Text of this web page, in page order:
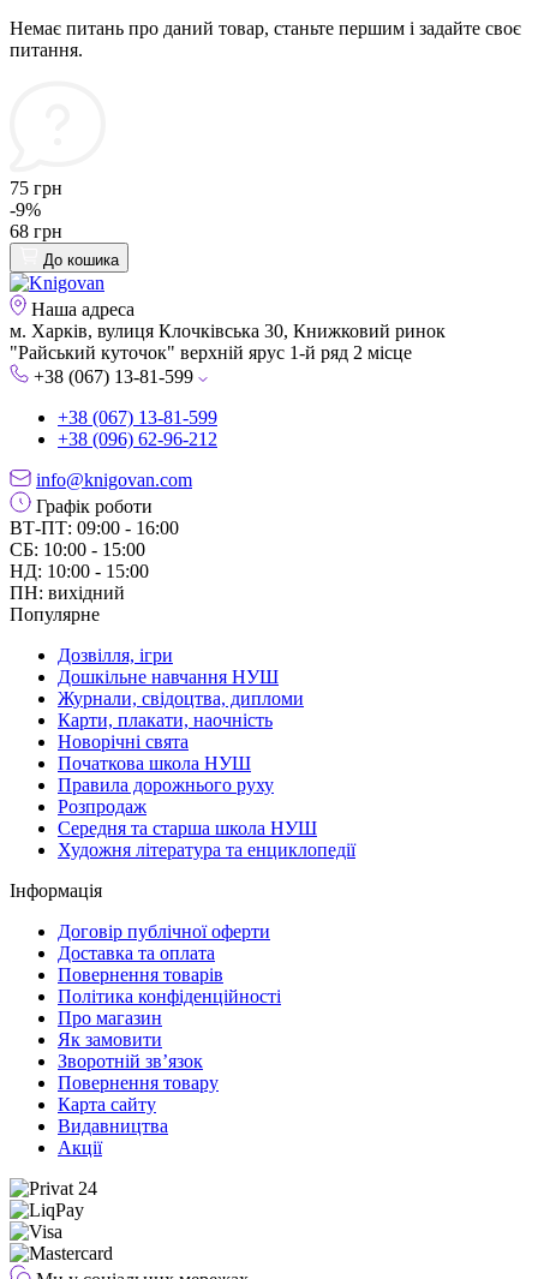
Немає питань про даний товар, станьте першим і задайте своє
питання.
75 грн
-9%
68 грн
До кошика
Наша адреса
м. Харків, вулиця Клочківська 30, Книжковий ринок
"Райський куточок" верхній ярус 1-й ряд 2 місце
+38 (067) 13-81-599
+38 (067) 13-81-599
+38 (096) 62-96-212
info@knigovan.com
Графік роботи
ВТ-ПТ: 09:00 - 16:00
СБ: 10:00 - 15:00
НД: 10:00 - 15:00
ПН: вихідний
Популярне
Дозвілля, ігри
Дошкільне навчання НУШ
Журнали, свідоцтва, дипломи
Карти, плакати, наочність
Новорічні свята
Початкова школа НУШ
Правила дорожнього руху
Розпродаж
Середня та старша школа НУШ
Художня література та енциклопедії
Інформація
Договір публічної оферти
Доставка та оплата
Повернення товарів
Політика конфіденційності
Про магазин
Як замовити
Зворотній зв’язок
Повернення товару
Карта сайту
Видавництва
Акції